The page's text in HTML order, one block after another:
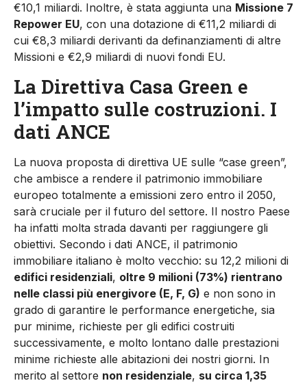
€10,1 miliardi. Inoltre, è stata aggiunta una Missione 7
Repower EU, con una dotazione di €11,2 miliardi di
cui €8,3 miliardi derivanti da definanziamenti di altre
Missioni e €2,9 miliardi di nuovi fondi EU.
La Direttiva Casa Green e
l’impatto sulle costruzioni. I
dati ANCE
La nuova proposta di direttiva UE sulle “case green”,
che ambisce a rendere il patrimonio immobiliare
europeo totalmente a emissioni zero entro il 2050,
sarà cruciale per il futuro del settore. Il nostro Paese
ha infatti molta strada davanti per raggiungere gli
obiettivi. Secondo i dati ANCE, il patrimonio
immobiliare italiano è molto vecchio: su 12,2 milioni di
edifici residenziali, oltre 9 milioni (73%) rientrano
nelle classi più energivore (E, F, G) e non sono in
grado di garantire le performance energetiche, sia
pur minime, richieste per gli edifici costruiti
successivamente, e molto lontano dalle prestazioni
minime richieste alle abitazioni dei nostri giorni. In
merito al settore non residenziale, su circa 1,35